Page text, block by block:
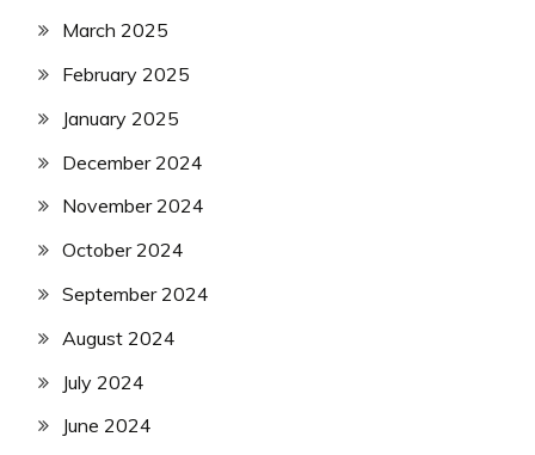
March 2025
February 2025
January 2025
December 2024
November 2024
October 2024
September 2024
August 2024
July 2024
June 2024